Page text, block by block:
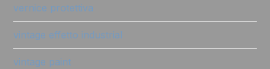
vernice protettiva
vintage effetto industrial
vintage paint